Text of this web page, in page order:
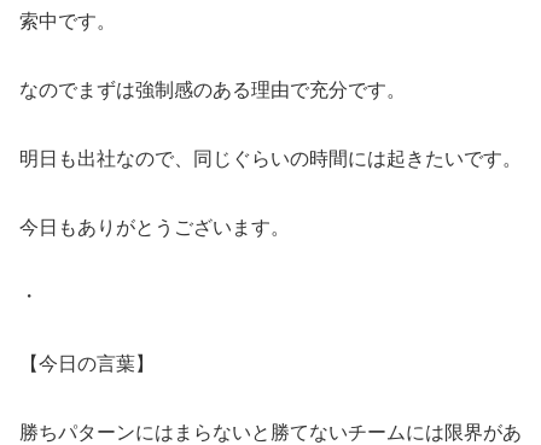
索中です。
なのでまずは強制感のある理由で充分です。
明日も出社なので、同じぐらいの時間には起きたいです。
今日もありがとうございます。
・
【今日の言葉】
勝ちパターンにはまらないと勝てないチームには限界があ